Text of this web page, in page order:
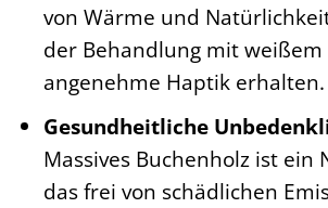
von Wärme und
der Behandlung mit
angenehme Haptik erhalten.
Gesundheitliche
Massives Buchenholz ist ein
das frei von schädlichen